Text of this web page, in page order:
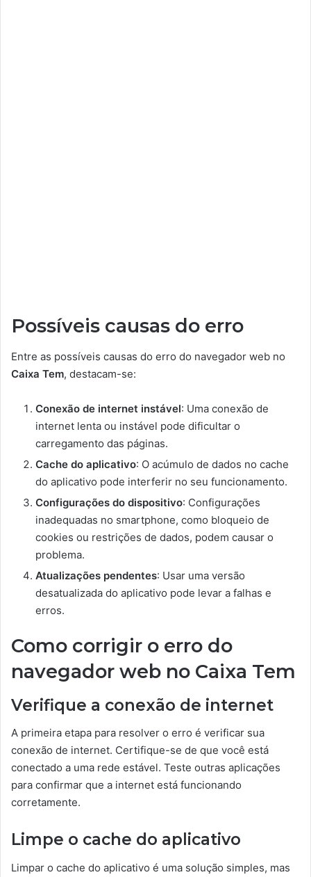
Possíveis causas do erro
Entre as possíveis causas do erro do navegador web no
Caixa Tem, destacam-se:
Conexão de internet instável: Uma conexão de
internet lenta ou instável pode dificultar o
carregamento das páginas.
Cache do aplicativo: O acúmulo de dados no cache
do aplicativo pode interferir no seu funcionamento.
Configurações do dispositivo: Configurações
inadequadas no smartphone, como bloqueio de
cookies ou restrições de dados, podem causar o
problema.
Atualizações pendentes: Usar uma versão
desatualizada do aplicativo pode levar a falhas e
erros.
Como corrigir o erro do
navegador web no Caixa Tem
Verifique a conexão de internet
A primeira etapa para resolver o erro é verificar sua
conexão de internet. Certifique-se de que você está
conectado a uma rede estável. Teste outras aplicações
para confirmar que a internet está funcionando
corretamente.
Limpe o cache do aplicativo
Limpar o cache do aplicativo é uma solução simples, mas